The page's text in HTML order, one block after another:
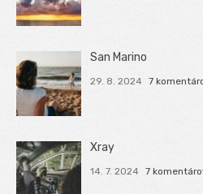
San Marino
29. 8. 2024 7
Xray
14. 7. 2024 7